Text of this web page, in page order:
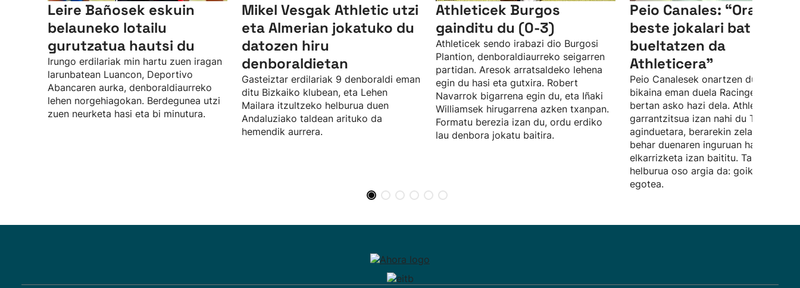
Leire Bañosek eskuin
belauneko lotailu
gurutzatua hautsi du
Irungo erdilariak min hartu zuen iragan
larunbatean Luancon, Deportivo
Abancaren aurka, denboraldiaurreko
lehen norgehiagokan. Berdegunea utzi
zuen neurketa hasi eta bi minutura.
Mikel Vesgak Athletic utzi
eta Almerian jokatuko du
datozen hiru
denboraldietan
Gasteiztar erdilariak 9 denboraldi eman
ditu Bizkaiko klubean, eta Lehen
Mailara itzultzeko helburua duen
Andaluziako taldean arituko da
hemendik aurrera.
Athleticek Burgos
gainditu du (0-3)
Athleticek sendo irabazi dio Burgosi
Plantion, denboraldiaurreko seigarren
partidan. Aresok arratsaldeko lehena
egin du hasi eta gutxira. Robert
Navarrok bigarrena egin du, eta Iñaki
Williamsek hirugarrena azken txanpan.
Formatu berezia izan du, ordu erdiko
lau denbora jokatu baitira.
Peio Canales: “Orain
beste jokalari bat
bueltatzen da
Athleticera”
Peio Canalesek onartzen du urte
bikaina eman duela Racingen utzita,
bertan asko hazi dela. Athleticen
garrantzitsua izan nahi du Terzicen
aginduetara, berarekin zelaian egin
behar duenaren inguruan hainbat
elkarrizketa izan baititu. Taldearen
helburua oso argia da: goiko
egotea.